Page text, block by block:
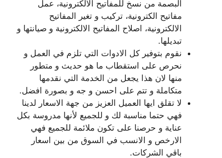
البصمة من نسخ للمفاتيح الالكترونية، عمل
مفاتيح الكترونية، تركيب و تغير المفاتيح
الالكترونية، اصلاح المفاتيح الالكترونية و صيانتها و
تبديلها.
نقوم بتوفير كل الادوات التي تلزم في العمل و
نحرص على استقطاب ما هو حديث و متطور
منها لان هذا يجعل من الخدمة التي نقدمها
متكاملة و تتم على احسن و جه و بصورة افضل.
لا تقلق ايها العميل العزيز من جهة الاسعار لدينا
فهي حتما مناسبة لك و للجميع لأنها مدروسة بكل
عناية و حرصنا على تكون ملائمة للجميع فهي
الارخص و الانسب في السوق من بين اسعار
باقي الشركات.